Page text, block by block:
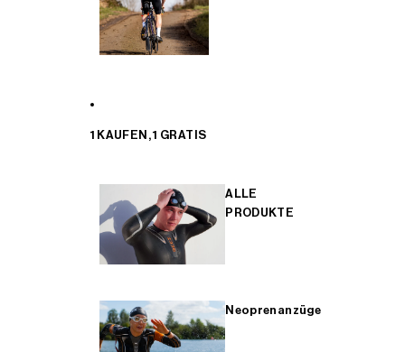
1 KAUFEN, 1 GRATIS
ALLE
PRODUKTE
Neoprenanzüge